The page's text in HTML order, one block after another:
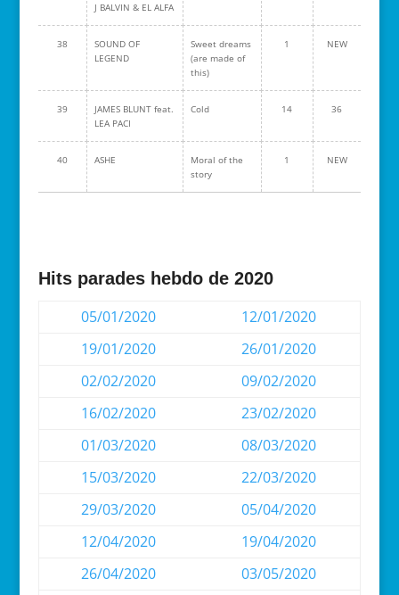
J BALVIN & EL ALFA
38
SOUND OF
LEGEND
Sweet dreams
(are made of
this)
1 NEW
39
JAMES BLUNT feat.
LEA PACI
Cold 14 36
40 ASHE
Moral of the
story
1 NEW
Hits parades hebdo de 2020
05/01/2020
12/01/2020
19/01/2020
26/01/2020
02/02/2020
09/02/2020
16/02/2020
23/02/2020
01/03/2020
08/03/2020
15/03/2020
22/03/2020
29/03/2020
05/04/2020
12/04/2020
19/04/2020
26/04/2020
03/05/2020